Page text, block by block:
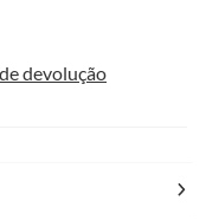
devolução